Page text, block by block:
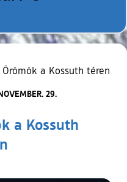
a Kossuth téren
29.
a Kossuth